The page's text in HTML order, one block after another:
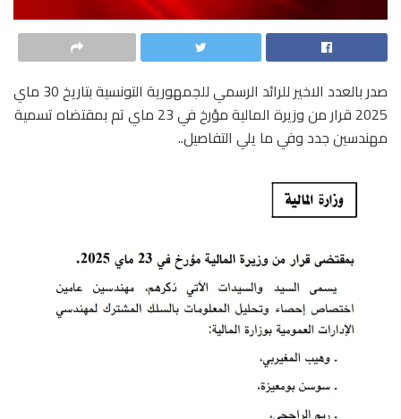
صدر بالعدد الاخير للرائد الرسمي للجمهورية التونسية بتاريخ 30 ماي
2025 قرار من وزيرة المالية مؤرخ في 23 ماي تم بمقتضاه تسمية
مهندسين جدد وفي ما يلي التفاصيل..